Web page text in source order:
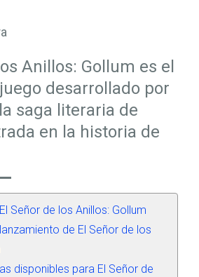
Anillos: Gollum es el
desarrollado por
saga literaria de
en la historia de
Señor de los Anillos: Gollum
de El Señor de los
disponibles para El Señor de